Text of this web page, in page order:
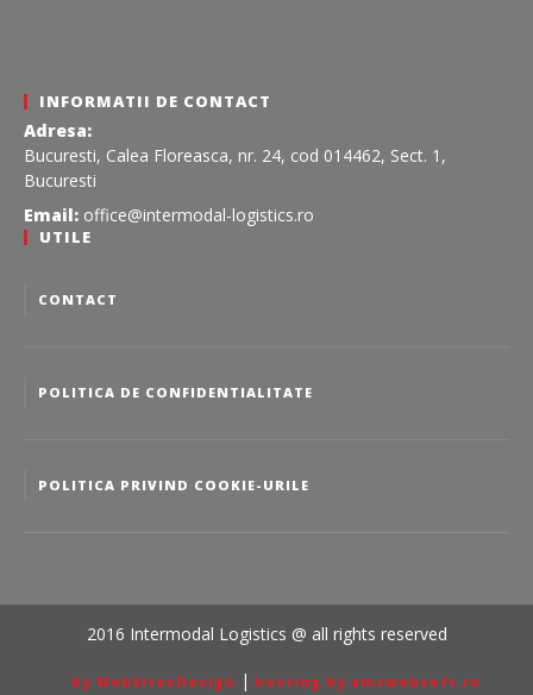
INFORMATII DE CONTACT
Adresa:
Bucuresti, Calea Floreasca, nr. 24, cod 014462, Sect. 1,
Bucuresti
Email: office@intermodal-logistics.ro
UTILE
CONTACT
POLITICA DE CONFIDENTIALITATE
POLITICA PRIVIND COOKIE-URILE
2016 Intermodal Logistics @ all rights reserved
by WebSitesDesign | hosting by amcwebsoft.ro